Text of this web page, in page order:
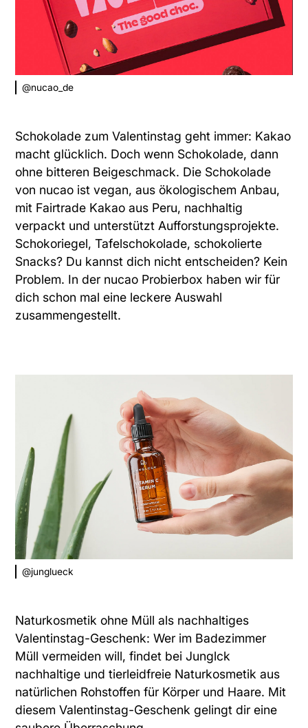
@nucao_de
Schokolade zum Valentinstag geht immer: Kakao
macht glücklich. Doch wenn Schokolade, dann
ohne bitteren Beigeschmack. Die Schokolade
von nucao ist vegan, aus ökologischem Anbau,
mit Fairtrade Kakao aus Peru, nachhaltig
verpackt und unterstützt Aufforstungsprojekte.
Schokoriegel, Tafelschokolade, schokolierte
Snacks? Du kannst dich nicht entscheiden? Kein
Problem. In der nucao Probierbox haben wir für
dich schon mal eine leckere Auswahl
zusammengestellt.
@junglueck
Naturkosmetik ohne Müll als nachhaltiges
Valentinstag-Geschenk: Wer im Badezimmer
Müll vermeiden will, findet bei Junglck
nachhaltige und tierleidfreie Naturkosmetik aus
natürlichen Rohstoffen für Körper und Haare. Mit
diesem Valentinstag-Geschenk gelingt dir eine